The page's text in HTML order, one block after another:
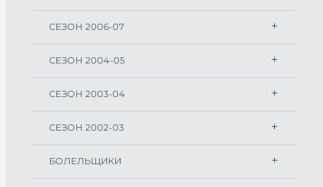
СЕЗОН 2006-07
СЕЗОН 2004-05
СЕЗОН 2003-04
СЕЗОН 2002-03
БОЛЕЛЬЩИКИ